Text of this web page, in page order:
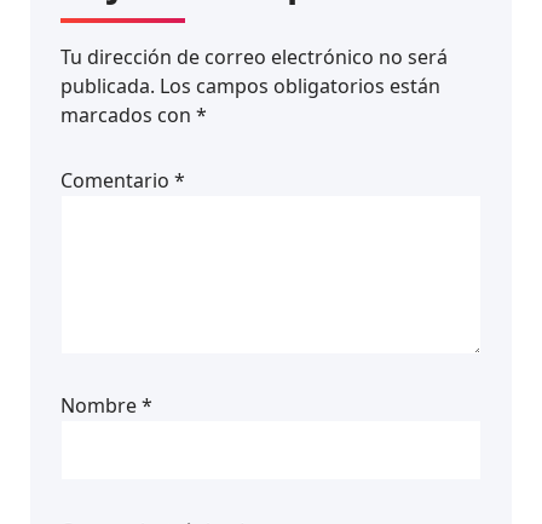
Tu dirección de correo electrónico no será
publicada. Los campos obligatorios están
marcados con *
Comentario *
Nombre*